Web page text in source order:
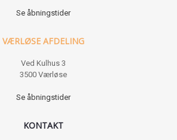
Se åbningstider
VÆRLØSE AFDELING
Ved Kulhus 3
3500 Værløse
Se åbningstider
KONTAKT